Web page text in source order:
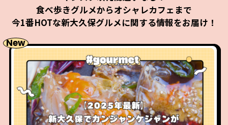
食べ歩きグルメからオシャレカフェまで
今1番HOTな新大久保グルメに関する情報をお届け！
New